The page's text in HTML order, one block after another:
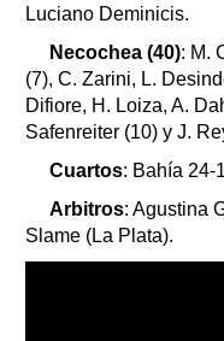
Luciano Deminicis.
Necochea (40): M.
(7), C. Zarini, L.
Difiore, H. Loiza, A.
Safenreiter (10) y J.
Cuartos: Bahía 24-
Arbitros: Agustina
Slame (La Plata).